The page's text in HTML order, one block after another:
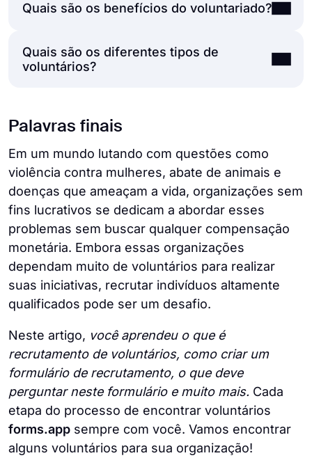
os seus voluntários e a organização
recompensas, incluindo incentivos
financeiros e gestos que transmitam a sua
Os organizadores de organizações sem fins
voluntários se sintam bem-vindos criando
um ambiente caloroso e inclusivo através de
oportunidades de formação, fomentar uma
importantes contribuem para a construção
de relações fortes.
Oferecer flexibilidade de horários, organizar
eventos sociais e expressar gratidão ajuda
os voluntários a sentirem-se valorizados e
motivados para contribuir para a missão da
organização.
Quais são os benefícios do voluntariado?
Embora as organizações possam parecer
beneficiar com o voluntariado, os
qualquer ganho financeiro. Alguns desses
benefícios estão listados abaixo:
Desenvolvimento pessoal
Contribuição para a comunidade
Possibilidades de estabelecer contactos
Melhoria do bem-estar mental
Vida com objectivos definidos
Quais são os diferentes tipos de
voluntários?
um conceito único e claramente definido.
Embora os nomes e tipos possam variar de
organização para organização, eis alguns
tipos comuns: Voluntários ocasionais,
regulares, qualificados, virtuais, de grupo,
de emergência e jovens.
Palavras finais
Em um mundo lutando com questões como
violência contra mulheres, abate de animais e
doenças que ameaçam a vida, organizações sem
fins lucrativos se dedicam a abordar esses
problemas sem buscar qualquer compensação
monetária. Embora essas organizações
dependam muito de voluntários para realizar
suas iniciativas, recrutar indivíduos altamente
qualificados pode ser um desafio.
Neste artigo, você aprendeu o que é
recrutamento de voluntários, como criar um
formulário de recrutamento, o que deve
perguntar neste formulário e muito mais. Cada
etapa do processo de encontrar voluntários
forms.app sempre com você. Vamos encontrar
alguns voluntários para sua organização!